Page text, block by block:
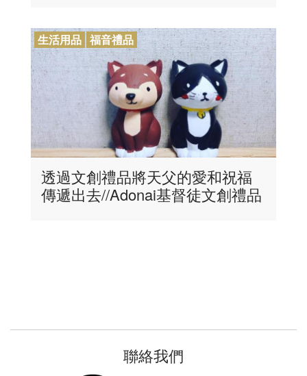
生活用品 福音禮品
透過文創禮品將天父的愛和祝福
傳遞出去//Adonai基督徒文創禮品
聯絡我們